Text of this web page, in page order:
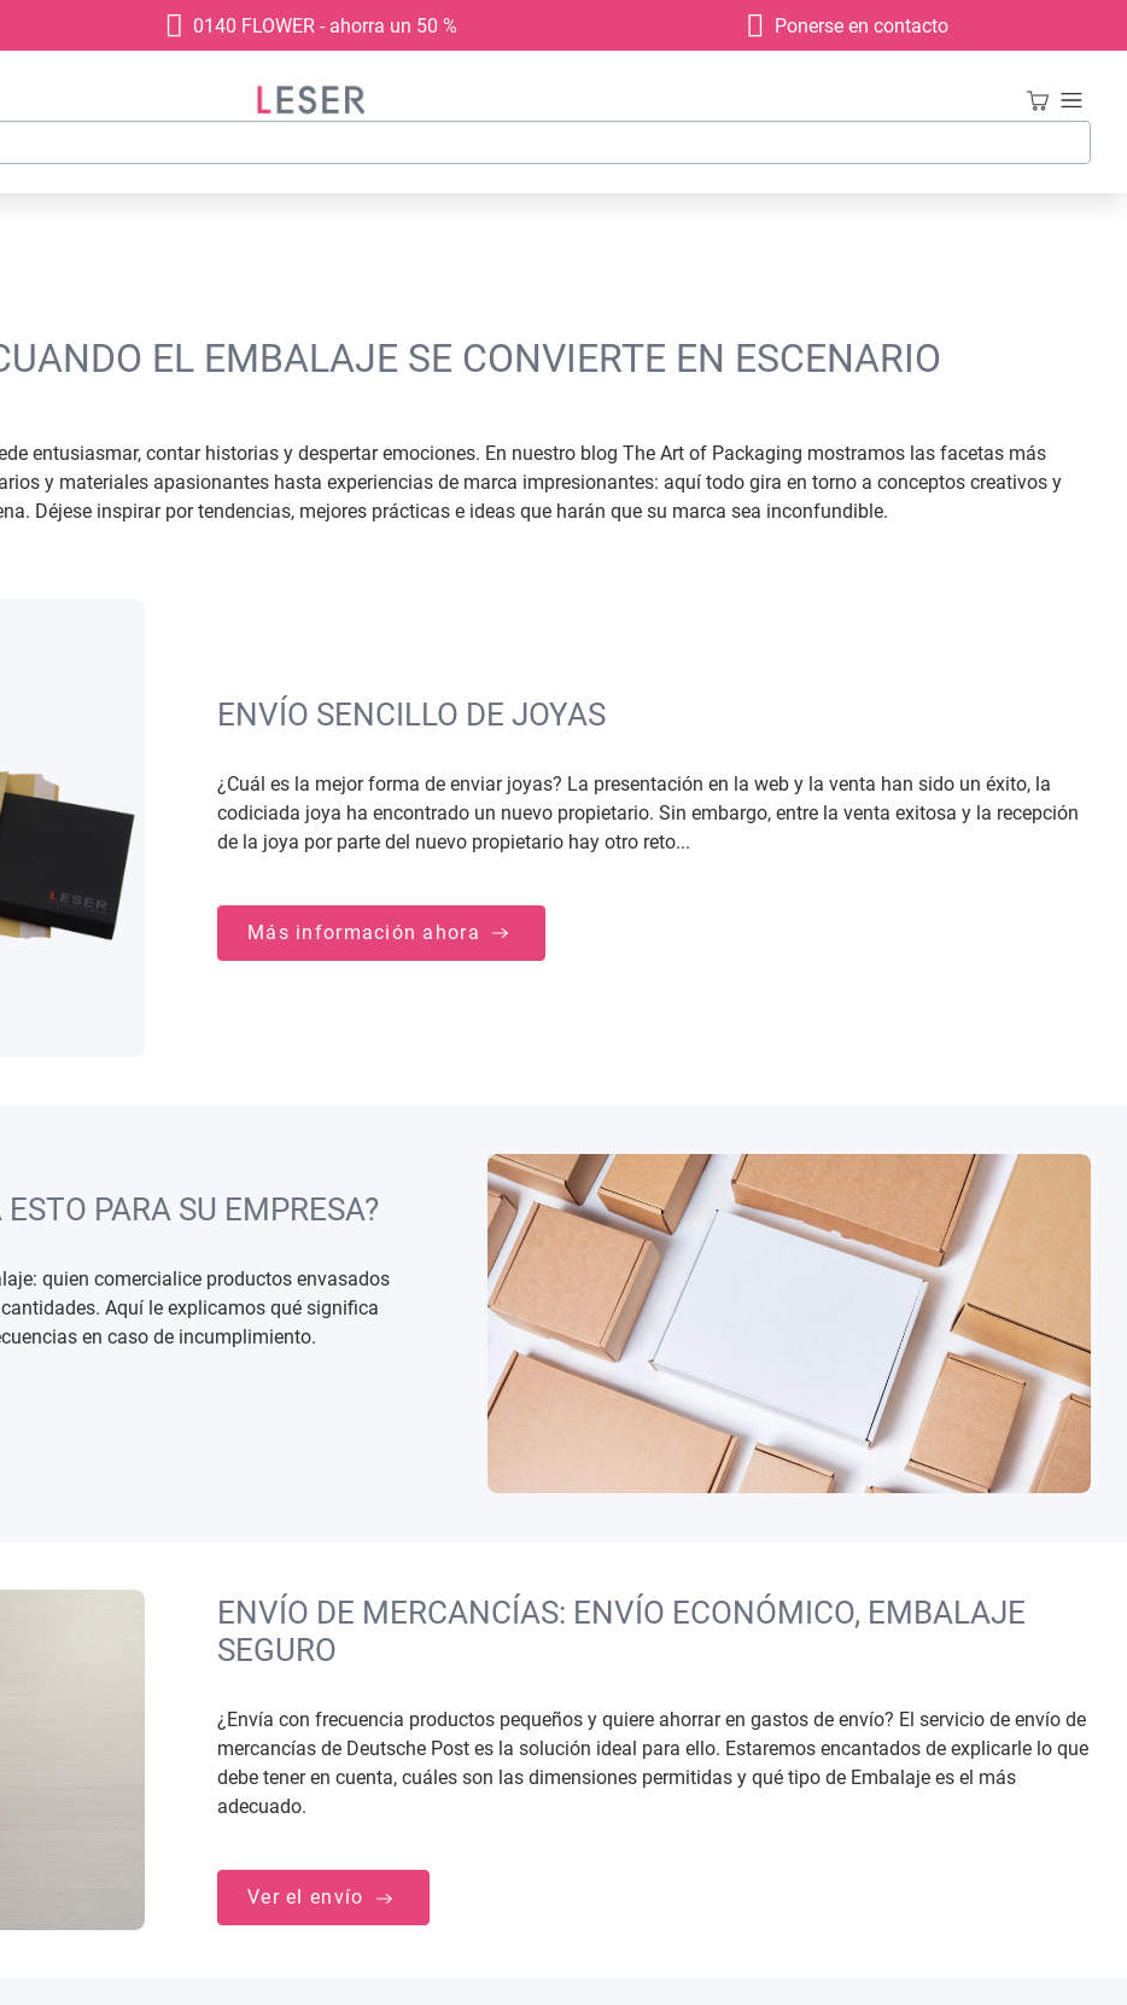
0140 FLOWER - ahorra un 50 % Ponerse en contacto
EL EMBALAJE SE CONVIERTE EN ESCENARIO
entusiasmar, contar historias y despertar emociones. En nuestro blog The Art of Packaging mostramos las facetas más
y materiales apasionantes hasta experiencias de marca impresionantes: aquí todo gira en torno a conceptos creativos y
Déjese inspirar por tendencias, mejores prácticas e ideas que harán que su marca sea inconfundible.
ENVÍO SENCILLO DE JOYAS
¿Cuál es la mejor forma de enviar joyas? La presentación en la web y la venta han sido un éxito, la
codiciada joya ha encontrado un nuevo propietario. Sin embargo, entre la venta exitosa y la recepción
de la joya por parte del nuevo propietario hay otro reto...
Más información ahora
PARA SU EMPRESA?
quien comercialice productos envasados
Aquí le explicamos qué significa
en caso de incumplimiento.
ENVÍO DE MERCANCÍAS: ENVÍO ECONÓMICO, EMBALAJE
SEGURO
¿Envía con frecuencia productos pequeños y quiere ahorrar en gastos de envío? El servicio de envío de
mercancías de Deutsche Post es la solución ideal para ello. Estaremos encantados de explicarle lo que
debe tener en cuenta, cuáles son las dimensiones permitidas y qué tipo de Embalaje es el más
adecuado.
Ver el envío